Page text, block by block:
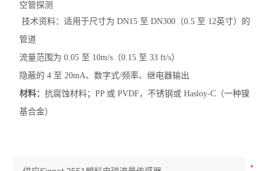
空管探测
技术资料：适用于尺寸为 DN15 至 DN300（0.5 至 12英寸）的
管道
流量范围为 0.05 至 10m/s（0.15 至 33 ft/s）
隐蔽的 4 至 20mA、数字式/频率、继电器输出
材料：抗腐蚀材料；PP 或 PVDF，不锈钢或 Hasloy-C（一种镍
基合金）